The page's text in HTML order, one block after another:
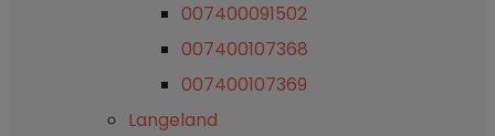
007400091502
007400107368
007400107369
Langeland